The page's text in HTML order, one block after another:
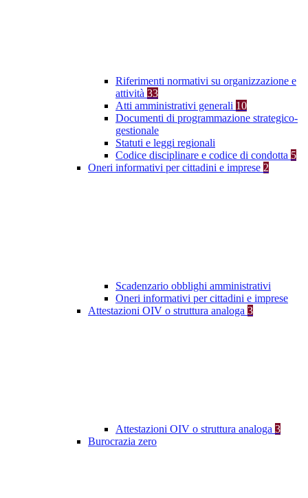
Riferimenti normativi su organizzazione e
attività 33
Atti amministrativi generali 10
Documenti di programmazione strategico-
gestionale
Statuti e leggi regionali
Codice disciplinare e codice di condotta 5
Oneri informativi per cittadini e imprese 2
Scadenzario obblighi amministrativi
Oneri informativi per cittadini e imprese
Attestazioni OIV o struttura analoga 3
Attestazioni OIV o struttura analoga 3
Burocrazia zero